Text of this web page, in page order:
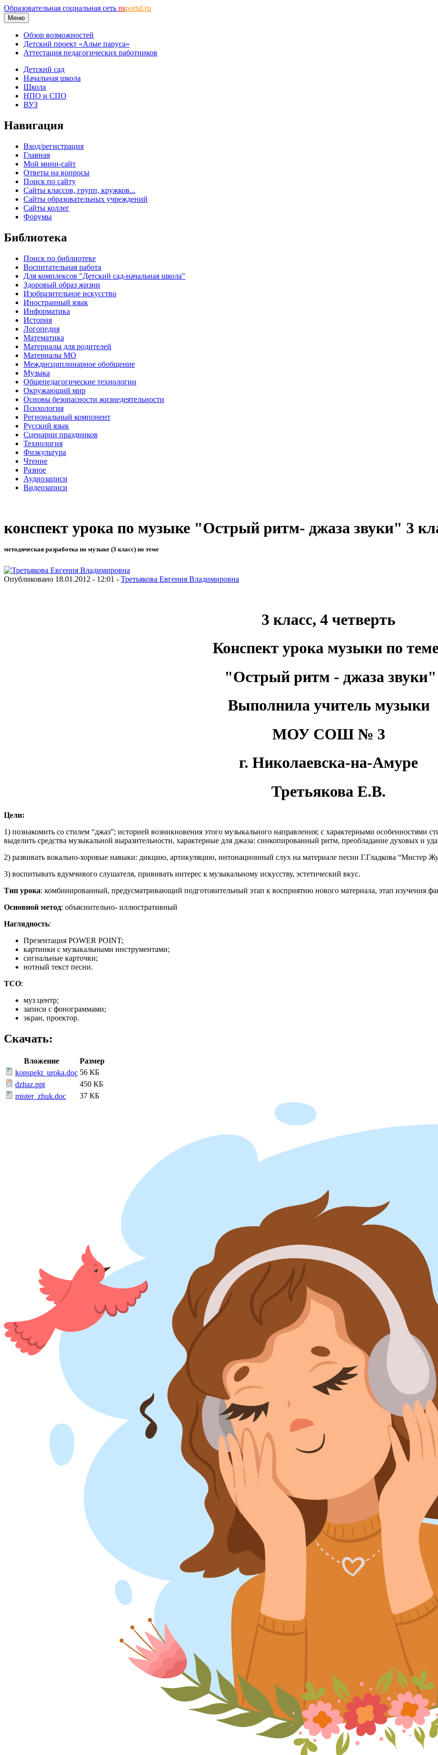
Образовательная социальная сеть nsportal.ru
Меню
Обзор возможностей
Детский проект «Алые паруса»
Аттестация педагогических работников
Детский сад
Начальная школа
Школа
НПО и СПО
ВУЗ
Навигация
Вход/регистрация
Главная
Мой мини-сайт
Ответы на вопросы
Поиск по сайту
Сайты классов, групп, кружков...
Сайты образовательных учреждений
Сайты коллег
Форумы
Библиотека
Поиск по библиотеке
Воспитательная работа
Для комплексов "Детский сад-начальная школа"
Здоровый образ жизни
Изобразительное искусство
Иностранный язык
Информатика
История
Логопедия
Математика
Материалы для родителей
Материалы МО
Междисциплинарное обобщение
Музыка
Общепедагогические технологии
Окружающий мир
Основы безопасности жизнедеятельности
Психология
Региональный компонент
Русский язык
Сценарии праздников
Технология
Физкультура
Чтение
Разное
Аудиозаписи
Видеозаписи
конспект урока по музыке "Острый ритм- джаза звуки" 3
методическая разработка по музыке (3 класс) по теме
Опубликовано 18.01.2012 - 12:01 - Третьякова Евгения Владимировна
3 класс, 4 четверть
Конспект урока музыки по
"Острый ритм - джаза звуки"
Выполнила учитель музыки
МОУ СОШ № 3
г. Николаевска-на-Амуре
Третьякова Е.В.
Цели:
1) познакомить со стилем “джаз”; историей возникновения этого музыкального направления; с характерными особенностями
выделить средства музыкальной выразительности, характерные для джаза: синкопированный ритм, преобладание духовых и
2) развивать вокально-хоровые навыки: дикцию, артикуляцию, интонационный слух на материале песни Г.Гладкова “Мистер
3) воспитывать вдумчивого слушателя, прививать интерес к музыкальному искусству, эстетический вкус.
Тип урока: комбинированный, предусматривающий подготовительный этап к восприятию нового материала, этап изучения
Основной метод: объяснительно- иллюстративный
Наглядность:
Презентация POWER POINT;
картинки с музыкальными инструментами;
сигнальные карточки;
нотный текст песни.
ТСО:
муз центр;
записи с фонограммами;
экран, проектор.
Скачать:
Вложение
Размер
konspekt_uroka.doc 56 КБ
dzhaz.ppt
450 КБ
mister_zhuk.doc
37 КБ